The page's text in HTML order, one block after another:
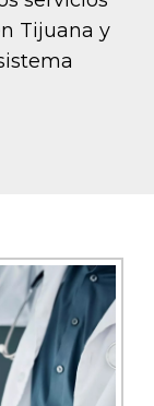
Tijuana y